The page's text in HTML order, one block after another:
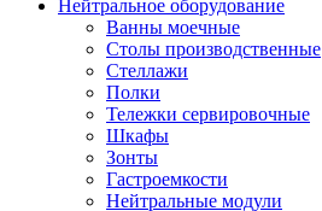
Нейтральное оборудование
Ванны моечные
Столы производственные
Стеллажи
Полки
Тележки сервировочные
Шкафы
Зонты
Гастроемкости
Нейтральные модули